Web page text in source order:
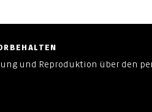
und Reproduktion über den